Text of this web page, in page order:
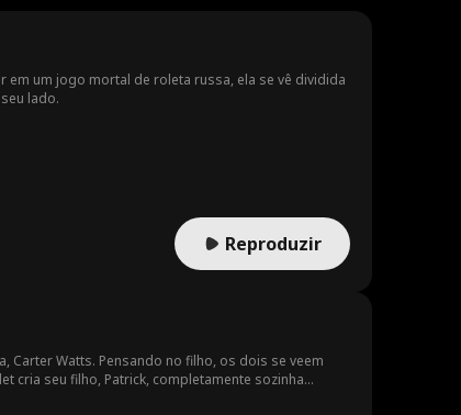
em um jogo mortal de roleta russa, ela se vê dividida
lado.
Reproduzir
Watts. Pensando no filho, os dois se veem
cria seu filho, Patrick, completamente sozinha